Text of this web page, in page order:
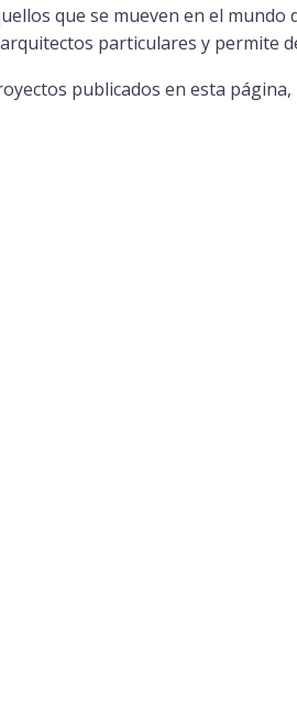
que se mueven en el
particulares y permite
publicados en esta